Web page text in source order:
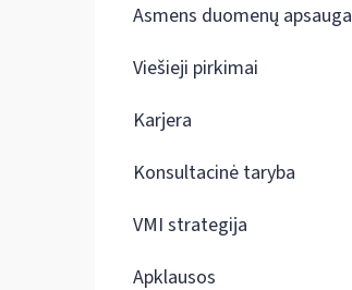
Asmens duomenų apsauga
Viešieji pirkimai
Karjera
Konsultacinė taryba
VMI strategija
Apklausos